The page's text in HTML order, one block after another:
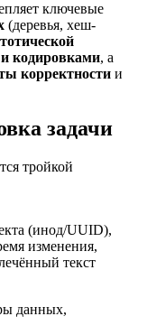
ключевые
(деревья, хеш-
кодировками, а
корректности и
задачи
тройкой
(инод/UUID),
изменения,
текст
данных,